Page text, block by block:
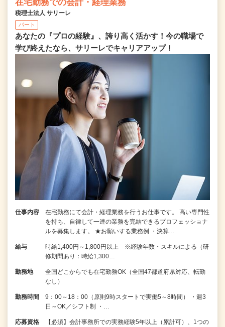
在宅勤務での会計・経理業務
税理士法人 サリーレ
パート
あなたの『プロの経験』、誇り高く活かす！今の職場で
学び終えたなら、サリーレでキャリアアップ！
仕事内容
在宅勤務にて会計・経理業務を行うお仕事です。 高い専門性
を持ち、自律して一連の業務を完結できるプロフェッショナ
ルを募集します。 ★お願いする業務例 ・決算…
給与
時給1,400円～1,800円以上 ※経験年数・スキルによる（研
修期間あり：時給1,300…
勤務地
全国どこからでも在宅勤務OK（全国47都道府県対応、転勤
なし）
勤務時間
9：00～18：00（原則9時スタートで実働5～8時間） ・週3
日～OK／シフト制 ・…
応募資格
【必須】会計事務所での実務経験5年以上（累計可）、1つの